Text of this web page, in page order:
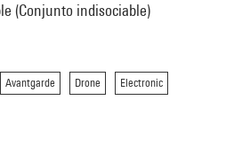
(Conjunto indisociable)
Avantgarde Drone Electronic